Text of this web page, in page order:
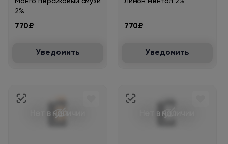
2%
770₽
Уведомить
770₽
Уведомить
Нет в наличии Нет в наличии